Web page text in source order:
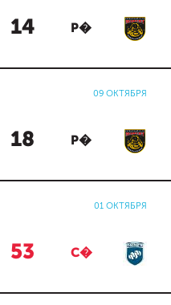
14 Р�
09 ОКТЯБРЯ
18 Р�
01 ОКТЯБРЯ
53 С�